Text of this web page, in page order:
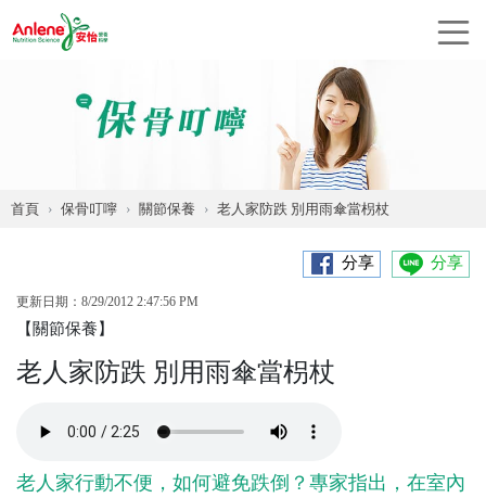
首頁 保骨叮嚀 關節保養 老人家防跌 別用雨傘當枴杖
分享 分享
更新日期：8/29/2012 2:47:56 PM
【關節保養】
老人家防跌 別用雨傘當枴杖
老人家行動不便，如何避免跌倒？專家指出，在室內